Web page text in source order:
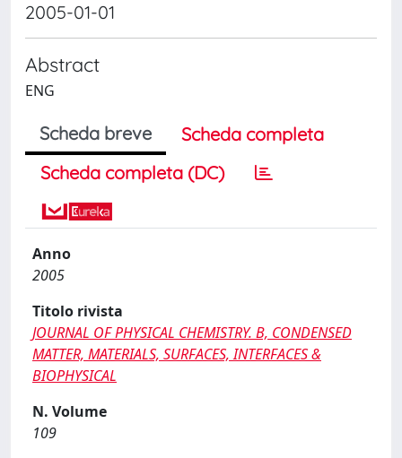
2005-01-01
Abstract
ENG
Scheda breve
Scheda completa
Scheda completa (DC)
Anno
2005
Titolo rivista
JOURNAL OF PHYSICAL CHEMISTRY. B, CONDENSED
MATTER, MATERIALS, SURFACES, INTERFACES &
BIOPHYSICAL
N. Volume
109